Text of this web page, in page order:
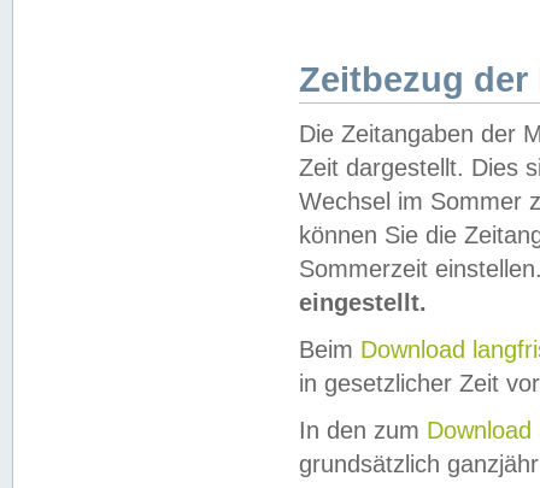
Zeitbezug der
Die Zeitangaben der
Zeit dargestellt. Dies
Wechsel im Sommer
können Sie die
Sommerzeit
eingestellt.
Beim Download
in gesetzlicher Zeit
In den zum Download
grundsätzlich